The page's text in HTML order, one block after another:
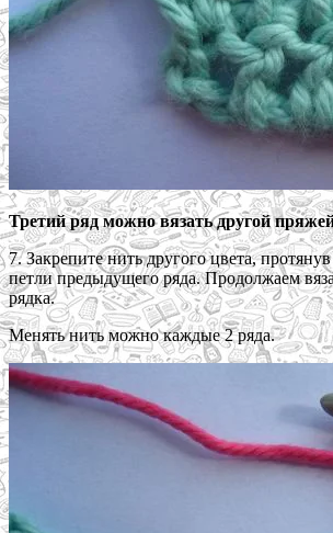
Третий ряд можно вязать другой
7. Закрепите нить другого цвета,
петли предыдущего ряда. Продолжаем
рядка.
Менять нить можно каждые 2 ряда.